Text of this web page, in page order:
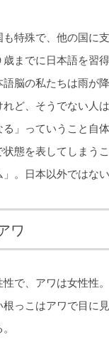
も特殊で、他の国に
までに日本語を習
語脳の私たちは雨が
ど、そうでない人
る」っていうこと自
状態を表してしまう
。日本以外ではな
ワ
で、アワは女性性。
根っこはアワで目に